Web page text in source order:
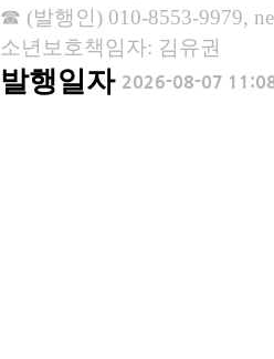
☎ (발행인) 010-8553-9979,
소년보호책임자: 김유권
발행일자